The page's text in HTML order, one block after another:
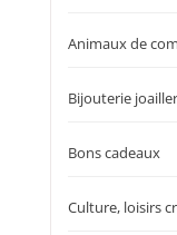
Animaux de
Bijouterie
Bons cadeaux
Culture, loisirs